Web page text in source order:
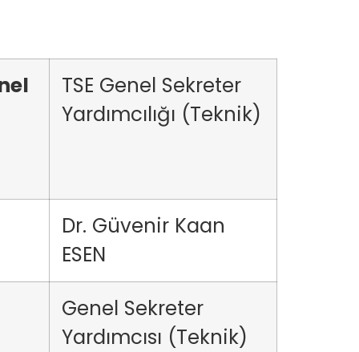
TSE Genel Sekreter
Yardımcılığı (Teknik)
Dr. Güvenir Kaan
ESEN
Genel Sekreter
Yardımcısı (Teknik)